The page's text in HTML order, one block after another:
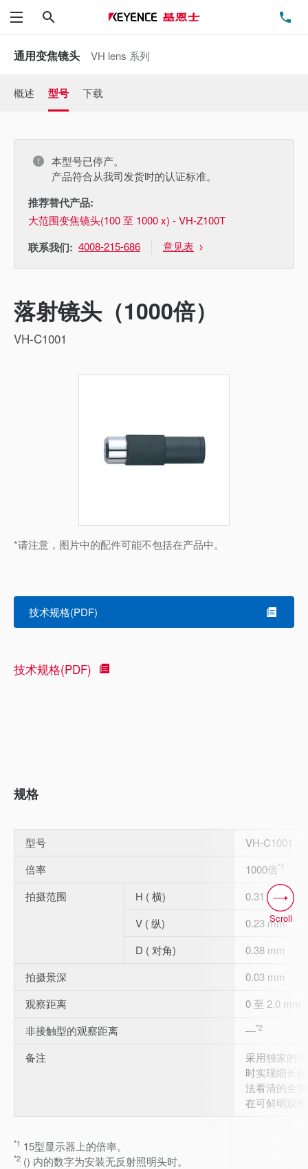
菜单
通用变焦镜头 VH lens 系列
概述 型号 下载
本型号已停产。
产品符合从我司发货时的认证标准。
推荐替代产品:
大范围变焦镜头(100 至 1000 x) - VH-Z100T
联系我们: 4008-215-686 意见表
落射镜头（1000倍）
VH-C1001
*请注意，图片中的配件可能不包括在产品中。
技术规格(PDF)
技术规格(PDF)
规格
型号
VH-C1001
倍率
1000倍*1
拍摄范围 H ( 横)
0.31 mm
V ( 纵)
0.23 mm
D ( 对角)
0.38 mm
拍摄景深
0.03 mm
观察距离
0 至 2.0 mm
非接触型的观察距离
―*2
备注
采用独家的
时实现细长
法看清的金
在可鲜明观
*1 15型显示器上的倍率。
*2 () 内的数字为安装无反射照明头时。
Scroll